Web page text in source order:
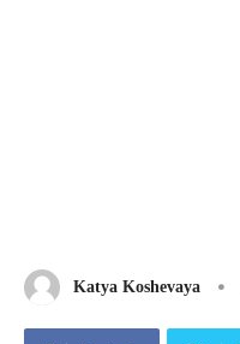
Katya Koshevaya